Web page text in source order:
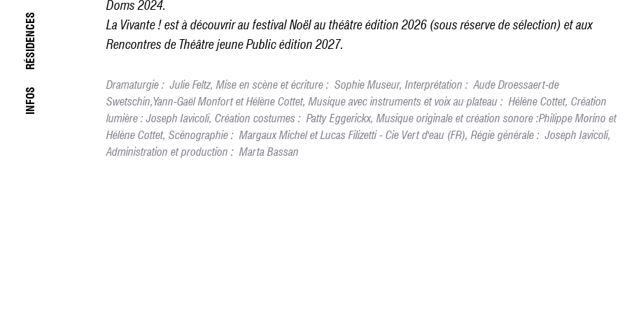
INFOS
RÉSIDENCES
Doms 2024.
La Vivante ! est à découvrir au festival Noël au théâtre édition 2026 (sous réserve de sélection) et aux
Rencontres de Théâtre jeune Public édition 2027.
Dramaturgie : Julie Feltz, Mise en scène et écriture : Sophie Museur, Interprétation : Aude Droessaert-de
Swetschin,Yann-Gaël Monfort et Hélène Cottet, Musique avec instruments et voix au plateau : Hélène Cottet, Création
lumière : Joseph Iavicoli, Création costumes : Patty Eggerickx, Musique originale et création sonore :Philippe Morino et
Hélène Cottet, Scénographie : Margaux Michel et Lucas Filizetti - Cie Vert d'eau (FR), Régie générale : Joseph Iavicoli,
Administration et production : Marta Bassan